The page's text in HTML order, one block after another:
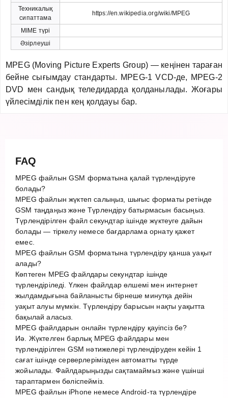
Техникалық
сипаттама
https://en.wikipedia.org/wiki/MPEG
MIME түрі
Әзірлеуші
MPEG (Moving Picture Experts Group) — кеңінен тараған
бейне сығымдау стандарты. MPEG-1 VCD-де, MPEG-2
DVD мен сандық теледидарда қолданылады. Жоғары
үйлесімділік пен кең қолдауы бар.
FAQ
MPEG файлын GSM форматына қалай түрлендіруге
болады?
MPEG файлын жүктеп салыңыз, шығыс форматы ретінде
GSM таңдаңыз және Түрлендіру батырмасын басыңыз.
Түрлендірілген файл секундтар ішінде жүктеуге дайын
болады — тіркелу немесе бағдарлама орнату қажет
емес.
MPEG файлын GSM форматына түрлендіру қанша уақыт
алады?
Көптеген MPEG файлдары секундтар ішінде
түрлендіріледі. Үлкен файлдар өлшемі мен интернет
жылдамдығына байланысты бірнеше минутқа дейін
уақыт алуы мүмкін. Түрлендіру барысын нақты уақытта
бақылай аласыз.
MPEG файлдарын онлайн түрлендіру қауіпсіз бе?
Иә. Жүктелген барлық MPEG файлдары мен
түрлендірілген GSM нәтижелері түрлендіруден кейін 1
сағат ішінде серверлерімізден автоматты түрде
жойылады. Файлдарыңызды сақтамаймыз және үшінші
тараптармен бөліспейміз.
MPEG файлын iPhone немесе Android-та түрлендіре